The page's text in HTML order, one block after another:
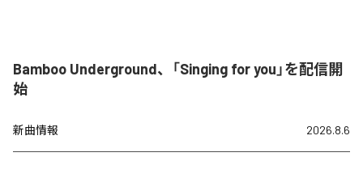
Bamboo Underground、「Singing for you」を配信開
始
新曲情報 2026.8.6